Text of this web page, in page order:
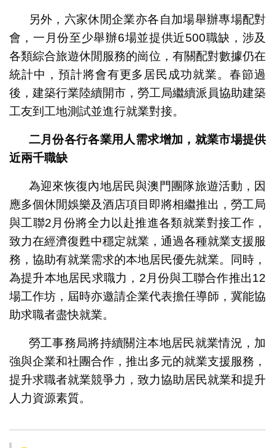
另外，六家休閒企業亦各自加場舉辦專場配對
會，一月份至少舉辦6場並提供近500職缺，涉及
各類綜合旅遊休閒服務的崗位，有關配對數據仍在
統計中，預計將會有更多居民成功就業。春節過
後，建築行業陸續開市，勞工局繼續派員協助建築
工友到工地測試並進行就業對接。
二月份各行各業用人需求增加，就業市場提供
近兩千職缺
為迎來恢復內地居民與澳門團隊旅遊活動，因
應多個休閒娛樂及酒店項目即將相繼推出，勞工局
與工聯2月份將全力以赴推進各類就業對接工作，
致力在經濟復甦中穩定就業，通過各種就業支援服
務，協助有就業需求的本地居民優先就業。同時，
為提升本地居民求職力，2月份與工聯合作推出12
場工作坊，屆時亦邀請企業代表擔任導師，冀能協
助求職者盡快就業。
勞工事務局將持續關注本地居民就業情況，加
強與企業和社團合作，推出多元的就業支援服務，
提升求職者就業競爭力，致力協助居民就業和提升
人力資源素質。